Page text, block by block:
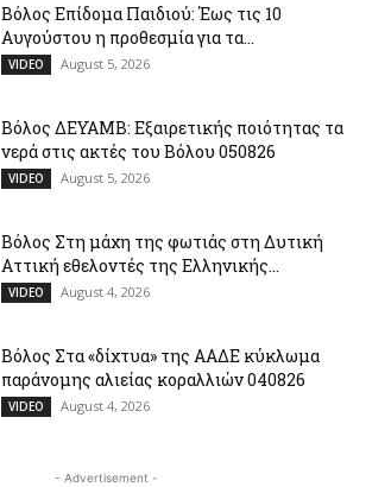
Βόλος Επίδομα Παιδιού: Έως τις 10
Αυγούστου η προθεσμία για τα...
VIDEO August 5, 2026
Βόλος ΔΕΥΑΜΒ: Εξαιρετικής ποιότητας τα
νερά στις ακτές του Βόλου 050826
VIDEO August 5, 2026
Βόλος Στη μάχη της φωτιάς στη Δυτική
Αττική εθελοντές της Ελληνικής...
VIDEO August 4, 2026
Βόλος Στα «δίχτυα» της ΑΑΔΕ κύκλωμα
παράνομης αλιείας κοραλλιών 040826
VIDEO August 4, 2026
- Advertisement -